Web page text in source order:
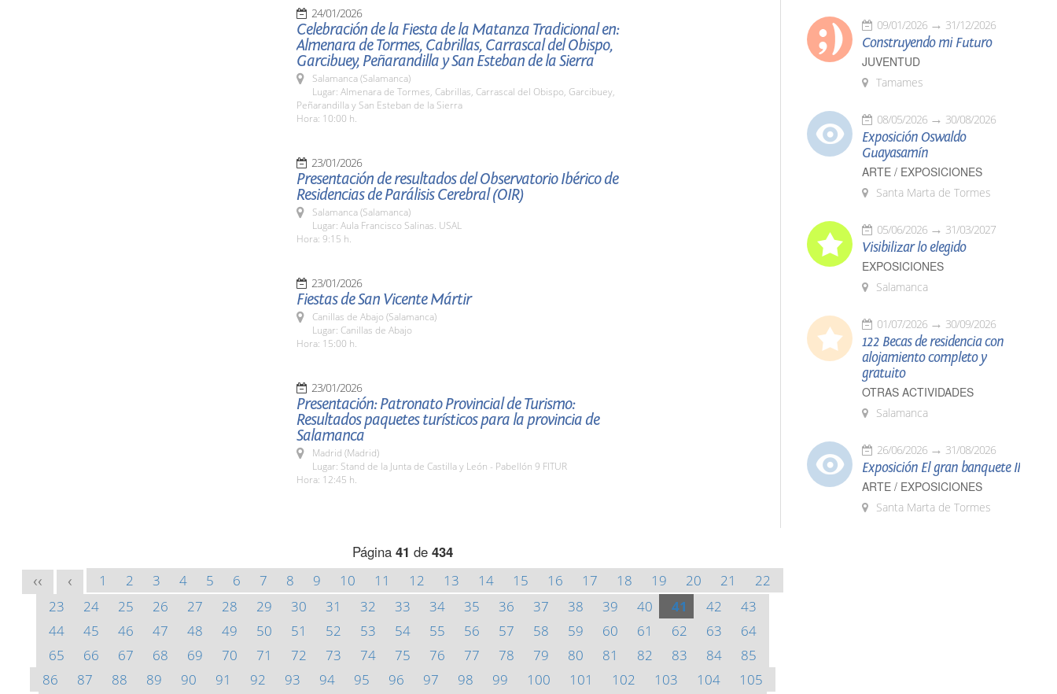
24/01/2026
Celebración de la Fiesta de la Matanza Tradicional en:
Almenara de Tormes, Cabrillas, Carrascal del Obispo,
Garcibuey, Peñarandilla y San Esteban de la Sierra
Salamanca (Salamanca)
Lugar: Almenara de Tormes, Cabrillas, Carrascal del Obispo, Garcibuey,
Peñarandilla y San Esteban de la Sierra
Hora: 10:00 h.
23/01/2026
Presentación de resultados del Observatorio Ibérico de
Residencias de Parálisis Cerebral (OIR)
Salamanca (Salamanca)
Lugar: Aula Francisco Salinas. USAL
Hora: 9:15 h.
23/01/2026
Fiestas de San Vicente Mártir
Canillas de Abajo (Salamanca)
Lugar: Canillas de Abajo
Hora: 15:00 h.
23/01/2026
Presentación: Patronato Provincial de Turismo:
Resultados paquetes turísticos para la provincia de
Salamanca
Madrid (Madrid)
Lugar: Stand de la Junta de Castilla y León - Pabellón 9 FITUR
Hora: 12:45 h.
Página 41 de 434
<< < 1 2 3 4 5 6 7 8 9 10 11 12 13 14 15 16 17 18 19 20 21
22
23
24 25 26 27 28 29 30 31 32 33 34 35 36 37 38 39 40 41 42
43
44
45 46 47 48 49 50 51 52 53 54 55 56 57 58 59 60 61 62 63
64
65
66 67 68 69 70 71 72 73 74 75 76 77 78 79 80 81 82 83 84
85
86
87 88 89 90 91 92 93 94 95 96 97 98 99 100 101 102 103 104
105
09/01/2026 31/12/2026
Construyendo mi Futuro
JUVENTUD
Tamames
08/05/2026 30/08/2026
Exposición Oswaldo
Guayasamín
ARTE / EXPOSICIONES
Santa Marta de Tormes
05/06/2026 31/03/2027
Visibilizar lo elegido
EXPOSICIONES
Salamanca
01/07/2026 30/09/2026
122 Becas de residencia con
alojamiento completo y
gratuito
OTRAS ACTIVIDADES
Salamanca
26/06/2026 31/08/2026
Exposición El gran banquete II
ARTE / EXPOSICIONES
Santa Marta de Tormes